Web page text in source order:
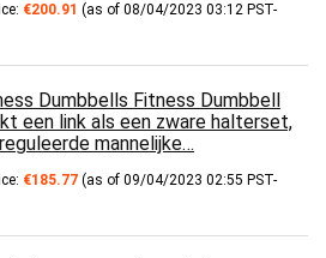
€200.91 (as of 08/04/2023 03:12 PST-
Dumbbells Fitness Dumbbell
een link als een zware halterset,
mannelijke…
€185.77 (as of 09/04/2023 02:55 PST-